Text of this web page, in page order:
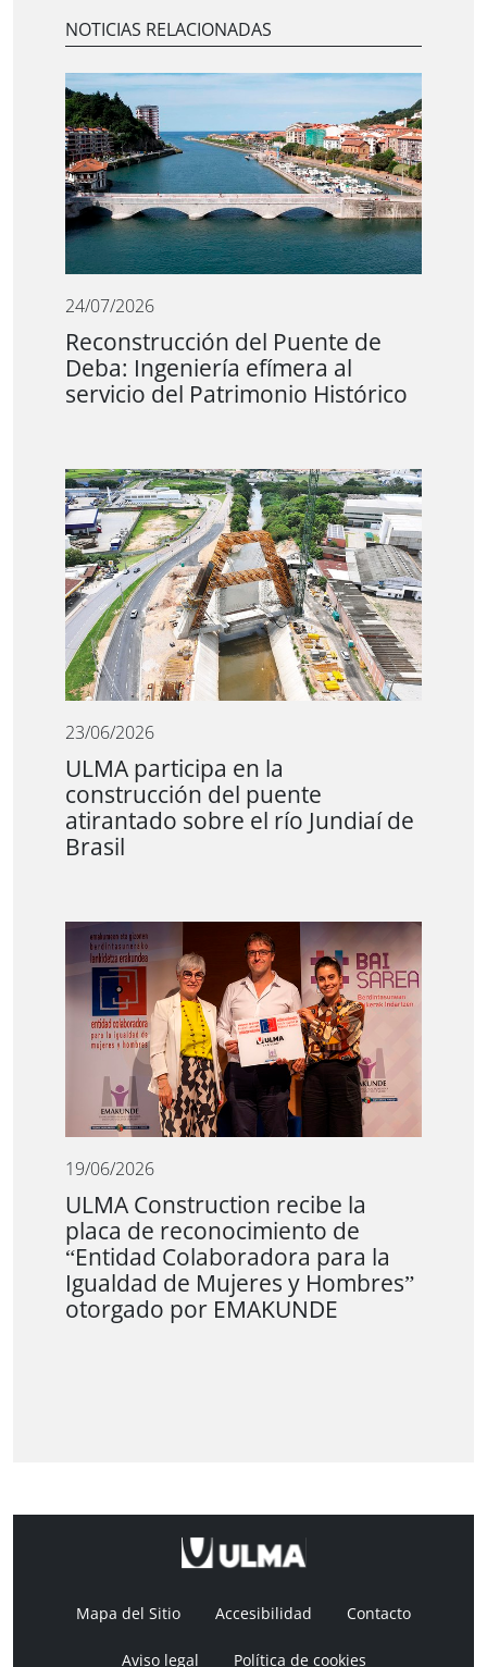
NOTICIAS RELACIONADAS
24/07/2026
Reconstrucción del Puente de
Deba: Ingeniería efímera al
servicio del Patrimonio Histórico
23/06/2026
ULMA participa en la
construcción del puente
atirantado sobre el río Jundiaí de
Brasil
19/06/2026
ULMA Construction recibe la
placa de reconocimiento de
“Entidad Colaboradora para la
Igualdad de Mujeres y Hombres”
otorgado por EMAKUNDE
Mapa del Sitio Accesibilidad Contacto
Aviso legal Política de cookies